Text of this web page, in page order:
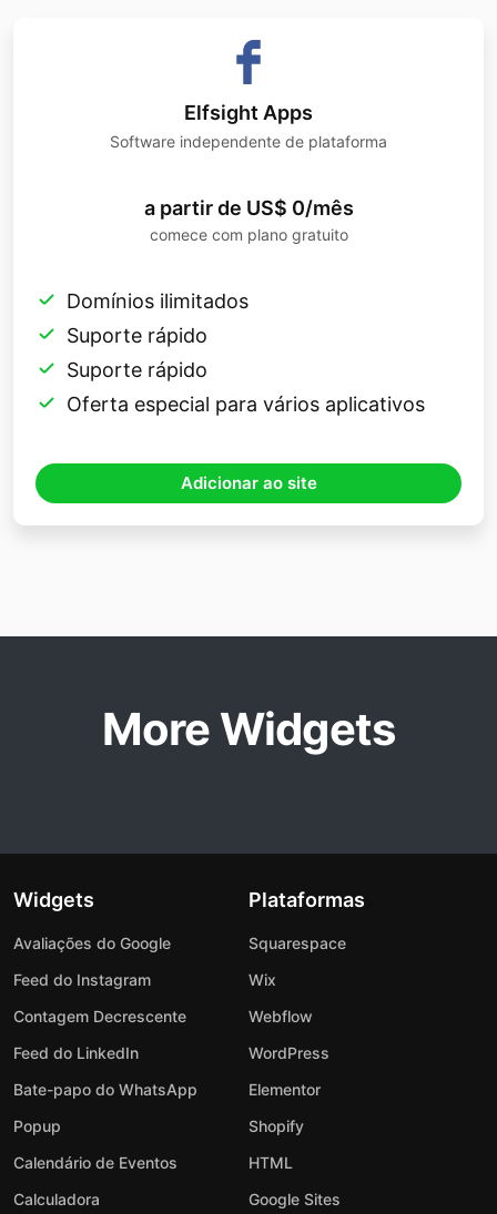
Elfsight Apps
Software independente de plataforma
a partir de US$ 0/mês
comece com plano gratuito
Domínios ilimitados
Suporte rápido
Suporte rápido
Oferta especial para vários aplicativos
Adicionar ao site
More Widgets
Widgets
Avaliações do Google
Feed do Instagram
Contagem Decrescente
Feed do LinkedIn
Bate-papo do WhatsApp
Popup
Calendário de Eventos
Calculadora
Plataformas
Squarespace
Wix
Webflow
WordPress
Elementor
Shopify
HTML
Google Sites